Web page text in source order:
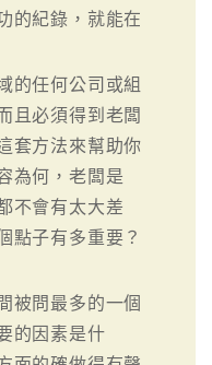
的紀錄，就能在
的任何公司或組
且必須得到老闆
套方法來幫助你
為何，老闆是
不會有太大差
點子有多重要？
被問最多的一個
的因素是什